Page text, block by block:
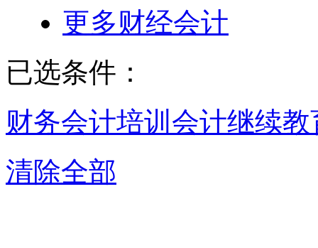
更多财经会计
已选条件：
财务会计培训 会计继续教
清除全部